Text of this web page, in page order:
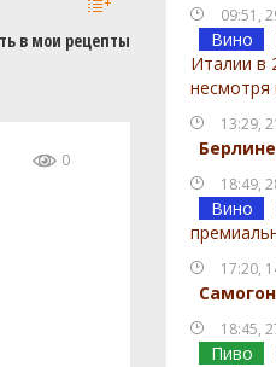
09:51,
Вино
Италии в
несмотря
13:29,
18:49,
Вино
17:20,
18:45,
Пиво
в мои рецепты
0